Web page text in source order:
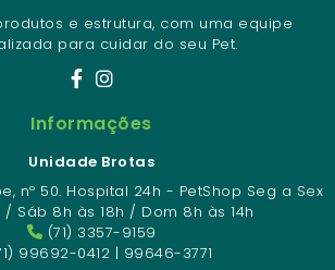
e estrutura, com uma equipe
para cuidar do seu Pet.
Informações
Unidade Brotas
nº 50. Hospital 24h - PetShop Seg a Sex
/ Sáb 8h às 18h / Dom 8h às 14h
(71) 3357-9159
99692-0412 | 99646-3771